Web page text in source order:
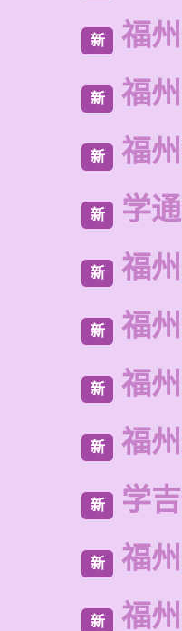
新 福
新 福
新 福
新 学
新 福
新 福
新 福
新 福
新 学
新 福
新 福